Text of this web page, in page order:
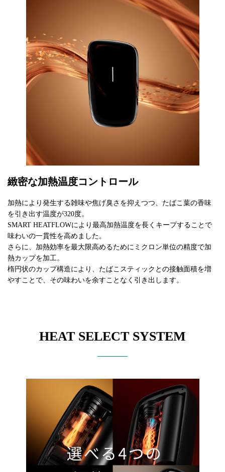
緻密な加熱温度コントロール
加熱により発生する雑味や焦げ臭さを抑えつつ、たばこ葉の香味
を引き出す温度が320度。
SMART HEATFLOWにより最高加熱温度を長くキープすることで
味わいの一貫性を高めました。
さらに、加熱効率を最大限高めるためにミクロン単位の精度で加
熱カップを加工。
楕円状のカップ構造により、たばこスティックとの接触面積を増
やすことで、その味わいを余すことなく引き出します。
HEAT SELECT SYSTEM